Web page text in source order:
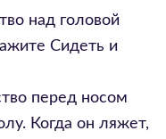
над головой
Сидеть и
перед носом
Когда он ляжет,